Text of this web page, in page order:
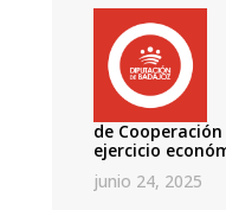
de
ejercicio
junio 24, 2025